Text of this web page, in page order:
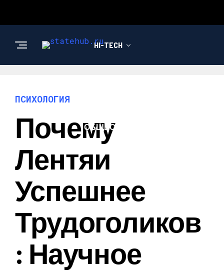
HI-TECH
ОБЩЕСТВО
ПСИХОЛОГИЯ
Почему
Лентяи
Успешнее
Трудоголиков
: Научное